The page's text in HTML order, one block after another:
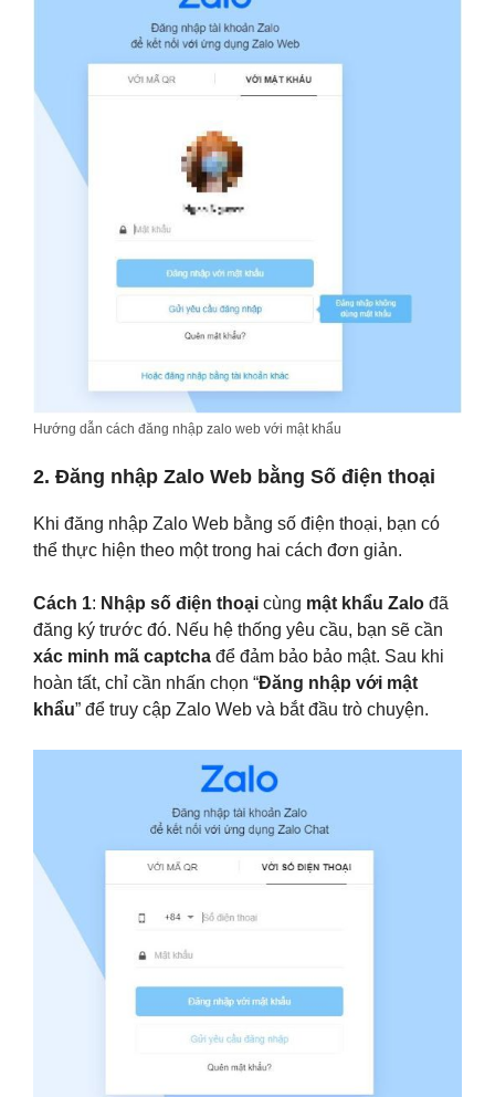
Hướng dẫn cách đăng nhập zalo web với mật khẩu
2. Đăng nhập Zalo Web bằng Số điện thoại
Khi đăng nhập Zalo Web bằng số điện thoại, bạn có
thể thực hiện theo một trong hai cách đơn giản.
Cách 1: Nhập số điện thoại cùng mật khẩu Zalo đã
đăng ký trước đó. Nếu hệ thống yêu cầu, bạn sẽ cần
xác minh mã captcha để đảm bảo bảo mật. Sau khi
hoàn tất, chỉ cần nhấn chọn “Đăng nhập với mật
khẩu” để truy cập Zalo Web và bắt đầu trò chuyện.